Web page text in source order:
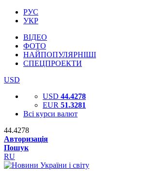
РУС
УКР
ВІДЕО
ФОТО
НАЙПОПУЛЯРНІШІ
СПЕЦПРОЕКТИ
USD
USD 44.4278
EUR 51.3281
Всі курси валют
44.4278
Авторизація
Пошук
RU